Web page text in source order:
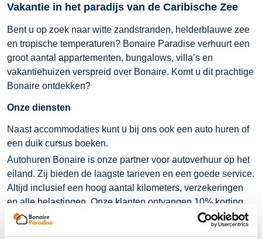
Vakantie in het paradijs van de Caribische Zee
Bent u op zoek naar witte zandstranden, helderblauwe zee
en tropische temperaturen? Bonaire Paradise verhuurt een
groot aantal appartementen, bungalows, villa’s en
vakantiehuizen verspreid over Bonaire. Komt u dit prachtige
Bonaire ontdekken?
Onze diensten
Naast accommodaties kunt u bij ons ook een auto huren of
een duik cursus boeken.
Autohuren Bonaire is onze partner voor autoverhuur op het
eiland. Zij bieden de laagste tarieven en een goede service.
Altijd inclusief een hoog aantal kilometers, verzekeringen
en alle belastingen. Onze klanten ontvangen 10% korting
bij het huren van een auto.